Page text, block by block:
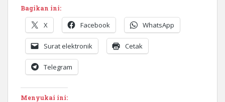
Bagikan ini:
X Facebook WhatsApp
Surat elektronik Cetak
Telegram
Menyukai ini: